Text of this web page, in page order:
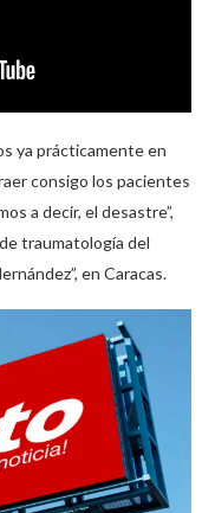
ya prácticamente en
consigo los pacientes
a decir, el desastre”,
traumatología del
en Caracas.